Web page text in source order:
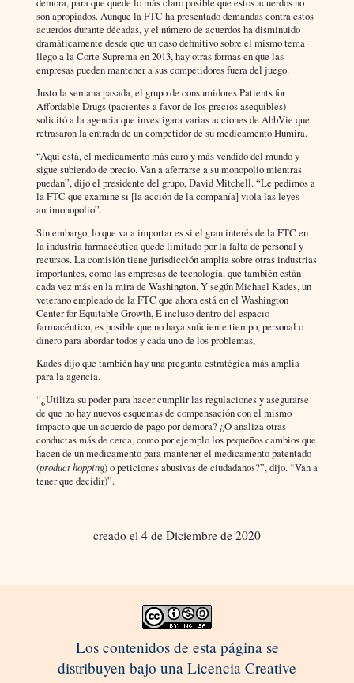
son apropiados. Aunque la FTC ha presentado demandas contra estos
acuerdos durante décadas, y el número de acuerdos ha disminuido
dramáticamente desde que un caso definitivo sobre el mismo tema
llego a la Corte Suprema en 2013, hay otras formas en que las
empresas pueden mantener a sus competidores fuera del juego.
Justo la semana pasada, el grupo de consumidores Patients for
Affordable Drugs (pacientes a favor de los precios asequibles)
solicitó a la agencia que investigara varias acciones de AbbVie que
retrasaron la entrada de un competidor de su medicamento Humira.
“Aquí está, el medicamento más caro y más vendido del mundo y
sigue subiendo de precio. Van a aferrarse a su monopolio mientras
puedan”, dijo el presidente del grupo, David Mitchell. “Le pedimos a
la FTC que examine si [la acción de la compañía] viola las leyes
antimonopolio”.
Sin embargo, lo que va a importar es si el gran interés de la FTC en
la industria farmacéutica quede limitado por la falta de personal y
recursos. La comisión tiene jurisdicción amplia sobre otras industrias
importantes, como las empresas de tecnología, que también están
cada vez más en la mira de Washington. Y según Michael Kades, un
veterano empleado de la FTC que ahora está en el Washington
Center for Equitable Growth, E incluso dentro del espacio
farmacéutico, es posible que no haya suficiente tiempo, personal o
dinero para abordar todos y cada uno de los problemas,
Kades dijo que también hay una pregunta estratégica más amplia
para la agencia.
“¿Utiliza su poder para hacer cumplir las regulaciones y asegurarse
de que no hay nuevos esquemas de compensación con el mismo
impacto que un acuerdo de pago por demora? ¿O analiza otras
conductas más de cerca, como por ejemplo los pequeños cambios que
hacen de un medicamento para mantener el medicamento patentado
(product hopping) o peticiones abusivas de ciudadanos?”, dijo. “Van a
tener que decidir)”.
creado el 4 de Diciembre de 2020
Los contenidos de esta página se
distribuyen bajo una Licencia Creative